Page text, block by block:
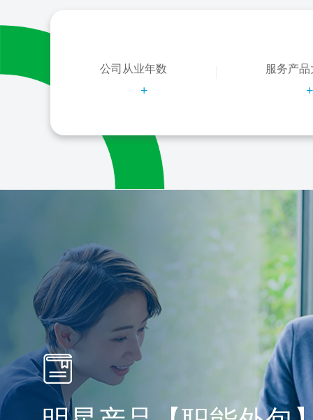
公司从业年数
+
服务产